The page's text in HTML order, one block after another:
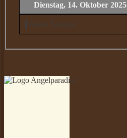
Dienstag, 14. Oktober 2025
Keine Termine